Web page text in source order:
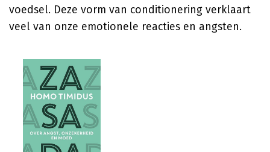
voedsel. Deze vorm van conditionering verklaart
veel van onze emotionele reacties en angsten.